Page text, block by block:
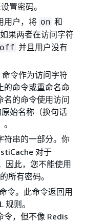
置密码。
用户，将 on 和
果两者在访问字符
off 并且用户没有
令作为访问字符
的命令或重命名命
名的命令使用访问
始名称（换句话
符串的一部分。你
对于
因此，您不能使用
所有密码。
令。此命令返回用
则。
令，但不像 Redis